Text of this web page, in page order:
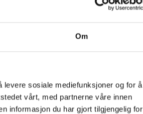
Om
sosiale mediefunksjoner og for å
vårt, med partnerne våre innen
informasjon du har gjort tilgjengelig for